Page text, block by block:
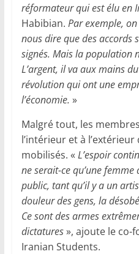
réformateur qui est élu en
Habibian. Par exemple,
nous dire que des accords
signés. Mais la population
L’argent, il va aux mains
révolution qui ont une
l’économie. »
Malgré tout, les
l’intérieur et à l’extérieur
mobilisés. « L’espoir
ne serait-ce qu’une
public, tant qu’il y a un
douleur des gens, la
Ce sont des armes
dictatures», ajoute le co-
Iranian Students.